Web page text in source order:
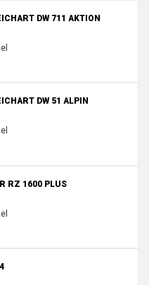
DW 711 AKTION
DW 51 ALPIN
RZ 1600 PLUS